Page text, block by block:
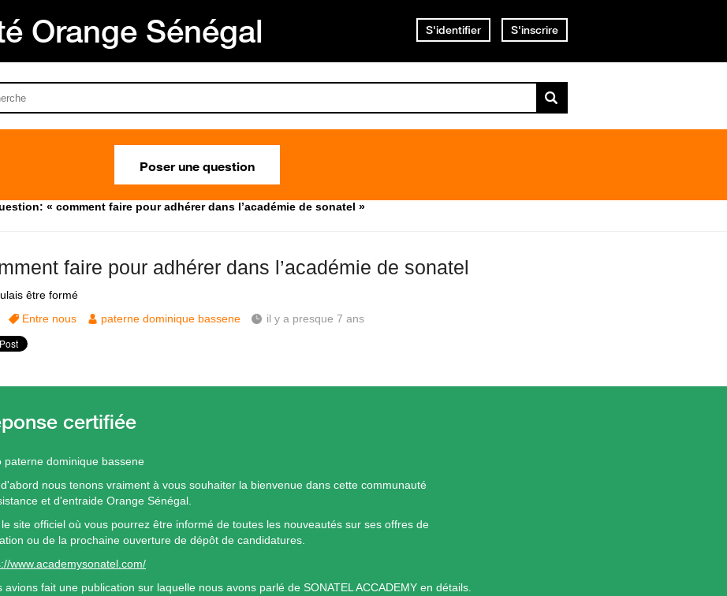
Orange Sénégal S'identifier S'inscrire
Poser une question
« comment faire pour adhérer dans l’académie de sonatel »
faire pour adhérer dans l’académie de sonatel
être formé
Entre nous paterne dominique bassene il y a presque 7 ans
paterne dominique bassene
nous tenons vraiment à vous souhaiter la bienvenue dans cette communauté
et d'entraide Orange Sénégal.
site officiel où vous pourrez être informé de toutes les nouveautés sur ses offres de
ou de la prochaine ouverture de dépôt de candidatures.
www.academysonatel.com/
avions fait une publication sur laquelle nous avons parlé de SONATEL ACCADEMY en détails.